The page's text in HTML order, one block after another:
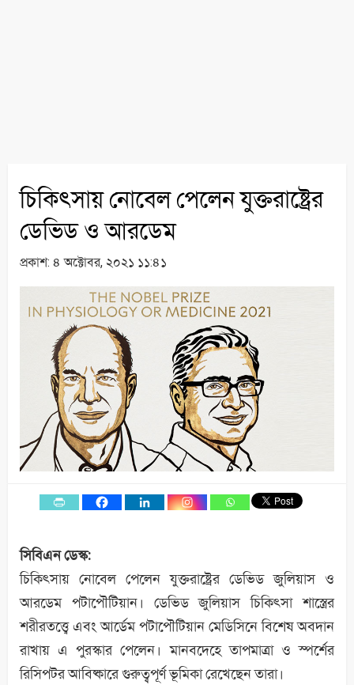
চিকিৎসায় নোবেল পেলেন যুক্তরাষ্ট্রের
ডেভিড ও আরডেম
প্রকাশ: ৪ অক্টোবর, ২০২১ ১১:৪১
সিবিএন ডেস্ক:
চিকিৎসায় নোবেল পেলেন যুক্তরাষ্ট্রের ডেভিড জুলিয়াস ও
আরডেম পটাপৌটিয়ান। ডেভিড জুলিয়াস চিকিৎসা শাস্ত্রের
শরীরতত্ত্বে এবং আর্ডেম পটাপৌটিয়ান মেডিসিনে বিশেষ অবদান
রাখায় এ পুরস্কার পেলেন। মানবদেহে তাপমাত্রা ও স্পর্শের
রিসিপটর আবিষ্কারে গুরুত্বপূর্ণ ভূমিকা রেখেছেন তারা।